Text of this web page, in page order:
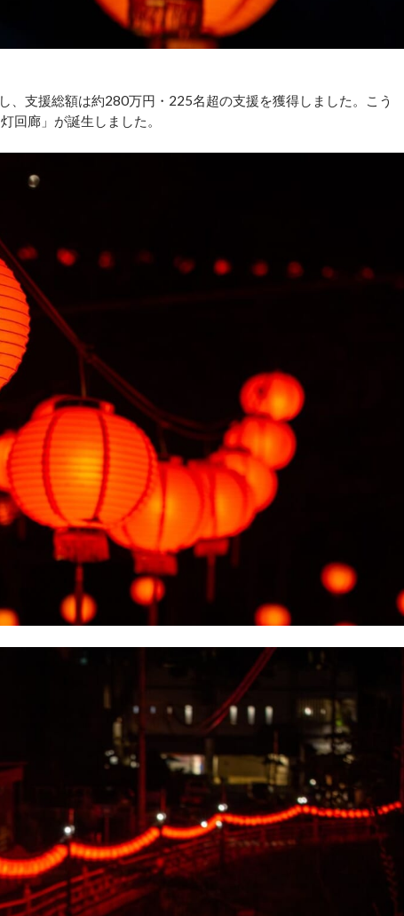
、支援総額は約280万円・225名超の支援を獲得しました。こう
回廊」が誕生しました。